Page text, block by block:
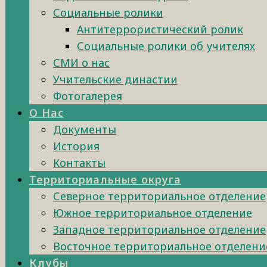
Социальные ролики
Антитеррористический ролик
Социальные ролики об учителях
СМИ о нас
Учительские династии
Фотогалерея
О Нас
Документы
История
Контакты
Территориальные округа
Северное территориальное отделение
Южное территориальное отделение
Западное территориальное отделение
Восточное территориальное
Клубы